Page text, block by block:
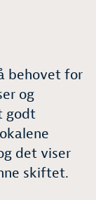
behovet for
og
godt
det viser
skiftet.